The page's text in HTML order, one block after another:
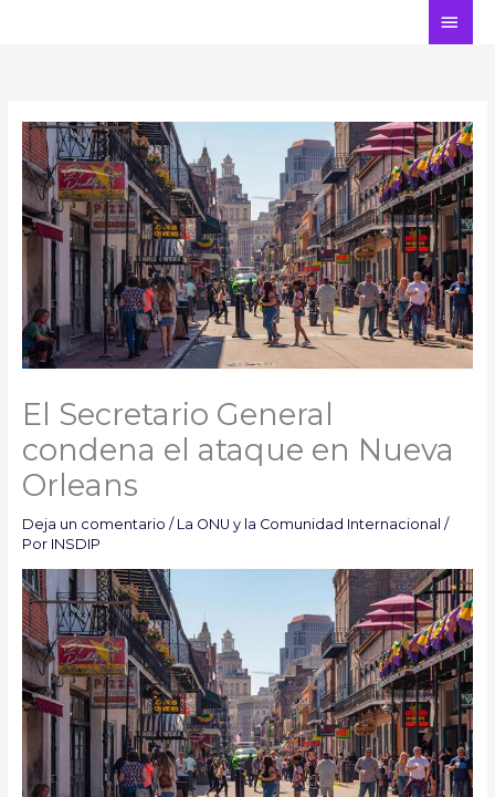
El Secretario General
condena el ataque en Nueva
Orleans
Deja un comentario / La ONU y la Comunidad Internacional /
Por INSDIP